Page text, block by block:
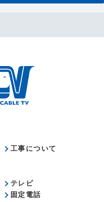
工事について
テレビ
固定電話